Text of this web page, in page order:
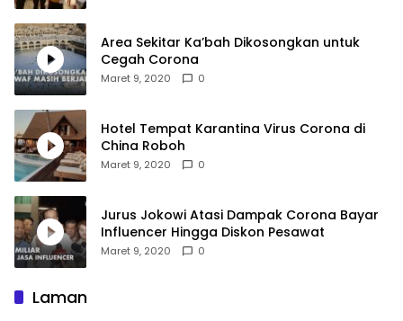
Area Sekitar Ka’bah Dikosongkan untuk
Cegah Corona
Maret 9, 2020 0
Hotel Tempat Karantina Virus Corona di
China Roboh
Maret 9, 2020 0
Jurus Jokowi Atasi Dampak Corona Bayar
Influencer Hingga Diskon Pesawat
Maret 9, 2020 0
Laman